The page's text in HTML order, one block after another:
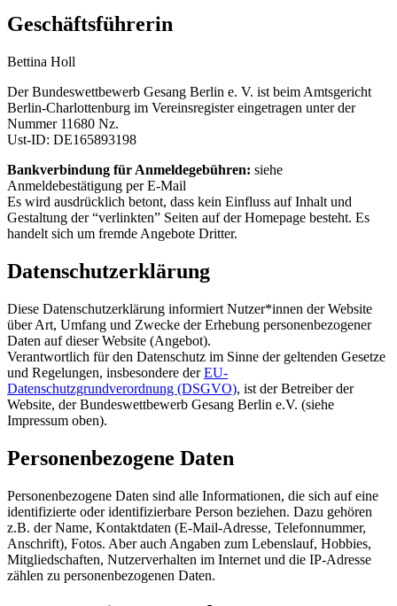
Geschäftsführerin
Bettina Holl
Der Bundeswettbewerb Gesang Berlin e. V. ist beim Amtsgericht
Berlin-Charlottenburg im Vereinsregister eingetragen unter der
Nummer 11680 Nz.
Ust-ID: DE165893198
Bankverbindung für Anmeldegebühren: siehe
Anmeldebestätigung per E-Mail
Es wird ausdrücklich betont, dass kein Einfluss auf Inhalt und
Gestaltung der “verlinkten” Seiten auf der Homepage besteht. Es
handelt sich um fremde Angebote Dritter.
Datenschutzerklärung
Diese Datenschutzerklärung informiert Nutzer*innen der Website
über Art, Umfang und Zwecke der Erhebung personenbezogener
Daten auf dieser Website (Angebot).
Verantwortlich für den Datenschutz im Sinne der geltenden Gesetze
und Regelungen, insbesondere derEU-
Datenschutzgrundverordnung (DSGVO), ist der Betreiber der
Website, der Bundeswettbewerb Gesang Berlin e.V. (siehe
Impressum oben).
Personenbezogene Daten
Personenbezogene Daten sind alle Informationen, die sich auf eine
identifizierte oder identifizierbare Person beziehen. Dazu gehören
z.B. der Name, Kontaktdaten (E-Mail-Adresse, Telefonnummer,
Anschrift), Fotos. Aber auch Angaben zum Lebenslauf, Hobbies,
Mitgliedschaften, Nutzerverhalten im Internet und die IP-Adresse
zählen zu personenbezogenen Daten.